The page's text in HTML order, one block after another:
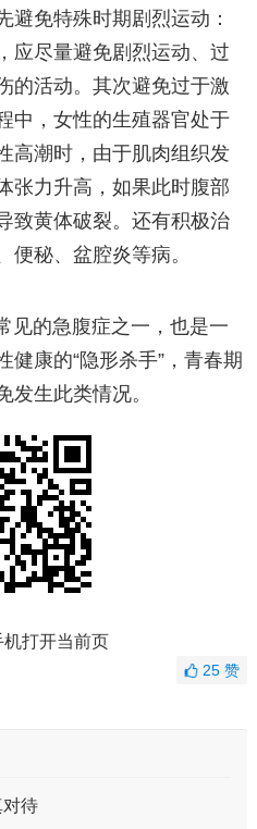
避免特殊时期剧烈运动：
应尽量避免剧烈运动、过
的活动。其次避免过于激
中，女性的生殖器官处于
高潮时，由于肌肉组织发
张力升高，如果此时腹部
致黄体破裂。还有积极治
便秘、盆腔炎等病。
见的急腹症之一，也是一
康的“隐形杀手”，青春期
发生此类情况。
打开当前页
25赞
待